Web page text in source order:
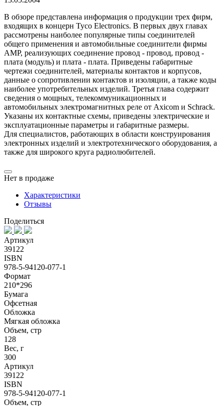
В обзоре представлена информация о продукции трех фирм,
входящих в концерн Tyco Electronics. В первых двух главах
рассмотрены наиболее популярные типы соединителей
общего применения и автомобильные соединители фирмы
AMP, реализующих соединение провод - провод, провод -
плата (модуль) и плата - плата. Приведены габаритные
чертежи соединителей, материалы контактов и корпусов,
данные о сопротивлении контактов и изоляции, а также коды
наиболее употребительных изделий. Третья глава содержит
сведения о мощных, телекоммуникационных и
автомобильных электромагнитных реле от Axicom и Schrack.
Указаны их контактные схемы, приведены электрические и
эксплуатационные параметры и габаритные размеры.
Для специалистов, работающих в области конструирования
электронных изделий и электротехнического оборудования, а
также для широкого круга радиолюбителей.
Нет в продаже
Характеристики
Отзывы
Поделиться
Артикул
39122
ISBN
978-5-94120-077-1
Формат
210*296
Бумага
Офсетная
Обложка
Мягкая обложка
Объем, стр
128
Вес, г
300
Артикул
39122
ISBN
978-5-94120-077-1
Объем, стр